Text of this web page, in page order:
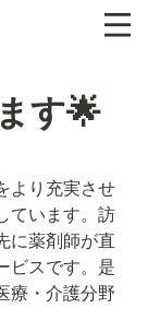
す🌟
より充実させ
ています。訪
に薬剤師が直
ビスです。是
療・介護分野